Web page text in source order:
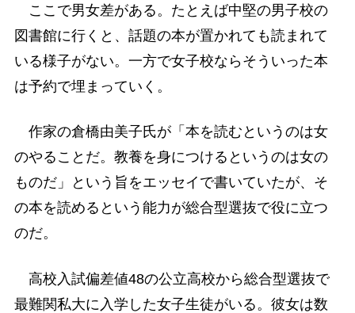
ここで男女差がある。たとえば中堅の男子校の
図書館に行くと、話題の本が置かれても読まれて
いる様子がない。一方で女子校ならそういった本
は予約で埋まっていく。
作家の倉橋由美子氏が「本を読むというのは女
のやることだ。教養を身につけるというのは女の
ものだ」という旨をエッセイで書いていたが、そ
の本を読めるという能力が総合型選抜で役に立つ
のだ。
高校入試偏差値48の公立高校から総合型選抜で
最難関私大に入学した女子生徒がいる。彼女は数